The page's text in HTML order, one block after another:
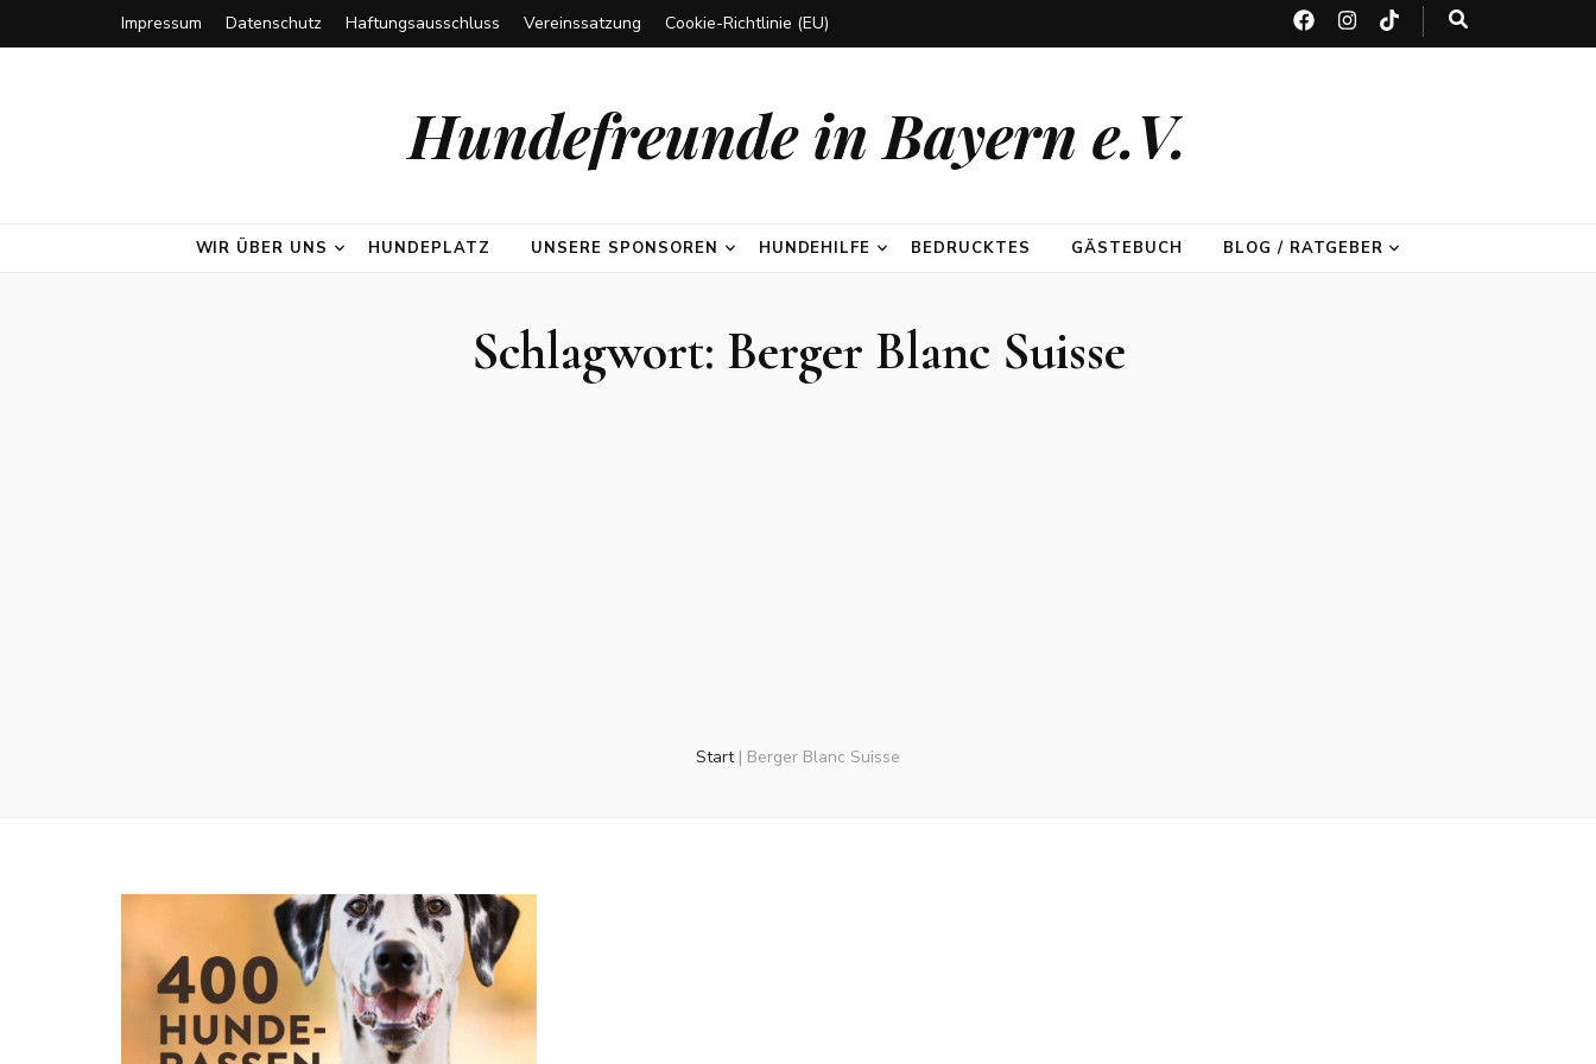
Impressum Datenschutz Haftungsausschluss Vereinssatzung Cookie-Richtlinie (EU)
Hundefreunde in Bayern e.V.
WIR ÜBER UNS HUNDEPLATZ UNSERE SPONSOREN HUNDEHILFE BEDRUCKTES GÄSTEBUCH BLOG / RATGEBER
Schlagwort: Berger Blanc Suisse
Start | Berger Blanc Suisse